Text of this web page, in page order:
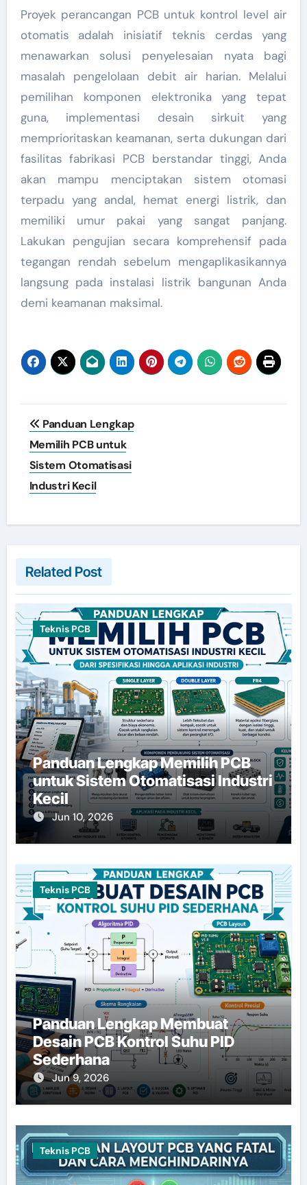
Proyek perancangan PCB untuk kontrol level air
otomatis adalah inisiatif teknis cerdas yang
menawarkan solusi penyelesaian nyata bagi
masalah pengelolaan debit air harian. Melalui
pemilihan komponen elektronika yang tepat
guna, implementasi desain sirkuit yang
memprioritaskan keamanan, serta dukungan dari
fasilitas fabrikasi PCB berstandar tinggi, Anda
akan mampu menciptakan sistem otomasi
terpadu yang andal, hemat energi listrik, dan
memiliki umur pakai yang sangat panjang.
Lakukan pengujian secara komprehensif pada
tegangan rendah sebelum mengaplikasikannya
langsung pada instalasi listrik bangunan Anda
demi keamanan maksimal.
Post
navigation
Panduan Lengkap
Memilih PCB untuk
Sistem Otomatisasi
Industri Kecil
Related Post
Teknis PCB
Panduan Lengkap Memilih PCB
untuk Sistem Otomatisasi Industri
Kecil
Jun 10, 2026
Teknis PCB
Panduan Lengkap Membuat
Desain PCB Kontrol Suhu PID
Sederhana
Jun 9, 2026
Teknis PCB